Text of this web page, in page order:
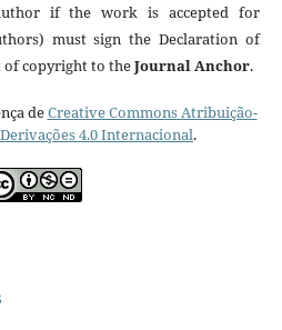
if the work is accepted for
must sign the Declaration of
of copyright to theJournal Anchor.
deCreative Commons Atribuição-
4.0 Internacional.